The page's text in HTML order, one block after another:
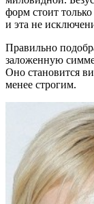
форм стоит
и эта не
Правильно
заложенную
Оно становится
менее строгим.